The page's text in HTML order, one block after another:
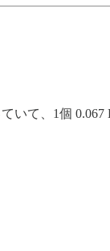
いて、1個 0.067